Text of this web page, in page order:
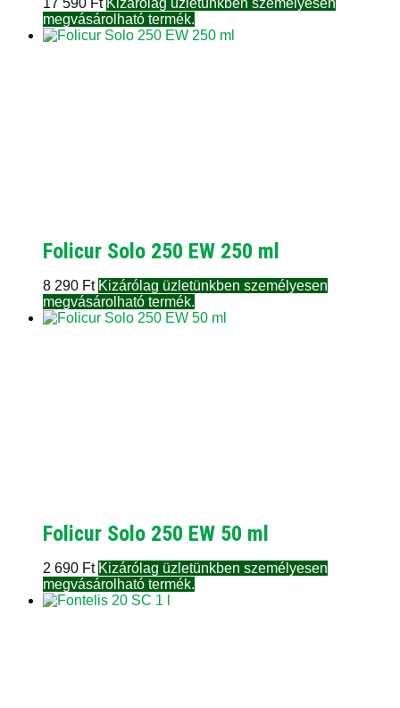
17 590 Ft Kizárólag üzletünkben személyesen
megvásárolható termék.
Folicur Solo 250 EW 250 ml
8 290 Ft Kizárólag üzletünkben személyesen
megvásárolható termék.
Folicur Solo 250 EW 50 ml
2 690 Ft Kizárólag üzletünkben személyesen
megvásárolható termék.